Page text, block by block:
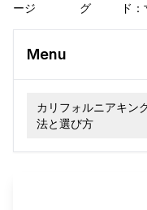
ージ
グ
ド
Menu
カリフォルニアキン
法と選び方